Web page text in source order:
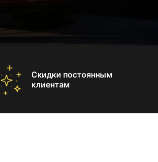
Скидки постоянным
клиентам